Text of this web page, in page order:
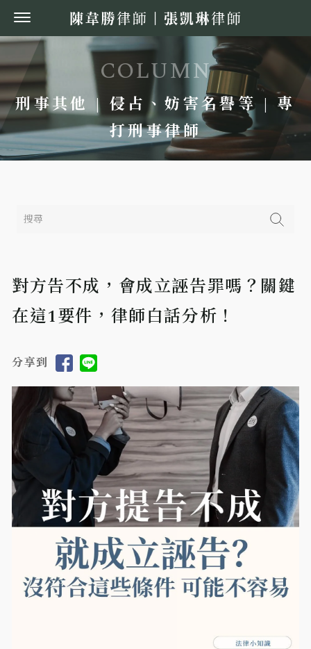
刑事其他 | 侵占、妨害名譽等 | 專
打刑事律師
對方告不成，會成立誣告罪嗎？關鍵
在這1要件，律師白話分析！
分享到